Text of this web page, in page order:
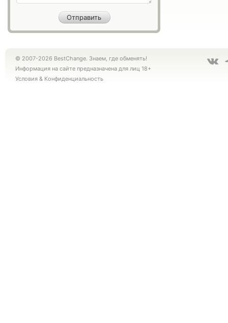
© 2007-2026 BestChange. Знаем, где обменять!
Информация на сайте предназначена для лиц 18+
Условия & Конфиденциальность